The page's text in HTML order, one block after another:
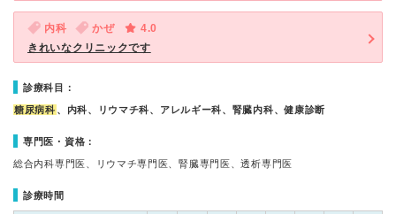
内科 かぜ
4.0
きれいなクリニックです
診療科目：
糖尿病科 、内科、リウマチ科、アレルギー科、腎臓内科、健康診断
専門医・資格：
総合内科専門医、リウマチ専門医、腎臓専門医、透析専門医
診療時間